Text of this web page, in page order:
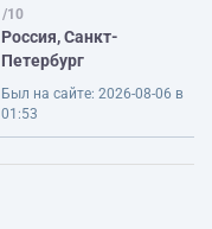
Россия, Санкт-
Петербург
Был на сайте: 2026-08-06 в
01:53